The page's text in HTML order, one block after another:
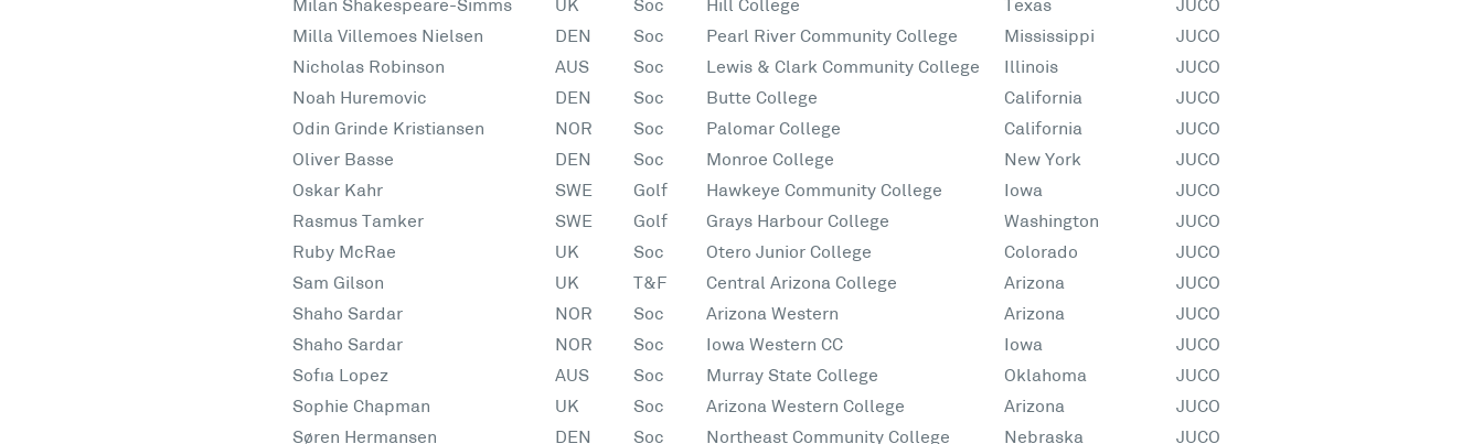
Milan Shakespeare-Simms
UK Soc Hill College Texas
JUCO
Milla Villemoes Nielsen
DEN Soc Pearl River Community College Mississippi
JUCO
Nicholas Robinson
AUS Soc Lewis & Clark Community College Illinois
JUCO
Noah Huremovic
DEN Soc Butte College California
JUCO
Odin Grinde Kristiansen
NOR Soc Palomar College California
JUCO
Oliver Basse
DEN Soc Monroe College New York
JUCO
Oskar Kahr
SWE Golf Hawkeye Community College Iowa
JUCO
Rasmus Tamker
SWE Golf Grays Harbour College Washington
JUCO
Ruby McRae
UK Soc Otero Junior College Colorado
JUCO
Sam Gilson
UK T&F Central Arizona College Arizona
JUCO
Shaho Sardar
NOR Soc Arizona Western Arizona
JUCO
Shaho Sardar
NOR Soc Iowa Western CC Iowa
JUCO
Sofia Lopez
AUS Soc Murray State College Oklahoma
JUCO
Sophie Chapman
UK Soc Arizona Western College Arizona
JUCO
Søren Hermansen
DEN Soc Northeast Community College Nebraska JUCO